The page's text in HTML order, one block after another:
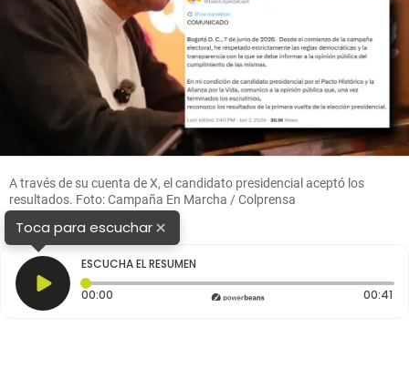
A través de su cuenta de X, el candidato presidencial aceptó los
resultados. Foto: Campaña En Marcha / Colprensa
Toca para escuchar×
ESCUCHA EL RESUMEN
00:00 Tiempo transcurrido: 0 segundos 00:41